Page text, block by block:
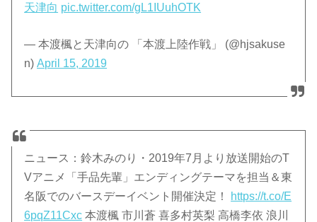
天津向 pic.twitter.com/gL1IUuhOTK
— 本渡楓と天津向の 「本渡上陸作戦」 (@hjsakuse
n)April 15, 2019
ニュース：鈴木みのり・2019年7月より放送開始のT
Vアニメ「手品先輩」エンディングテーマを担当＆東
名阪でのバースデーイベント開催決定！
https://t.co/E
6pqZ11Cxc 本渡楓 市川蒼 喜多村英梨 高橋李依 浪川